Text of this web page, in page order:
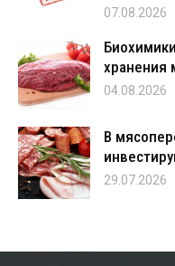
07.08.2026
хранения
04.08.2026
В
29.07.2026